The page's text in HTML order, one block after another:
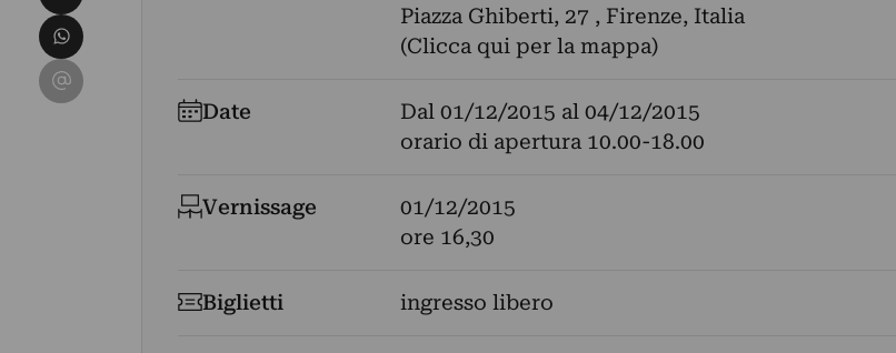
Piazza Ghiberti, 27 , Firenze, Italia
(Clicca qui per la mappa)
Date Dal 01/12/2015 al 04/12/2015
orario di apertura 10.00-18.00
Vernissage
01/12/2015
ore 16,30
Biglietti ingresso libero
Condividi su WhatsApp
Condividi su Email